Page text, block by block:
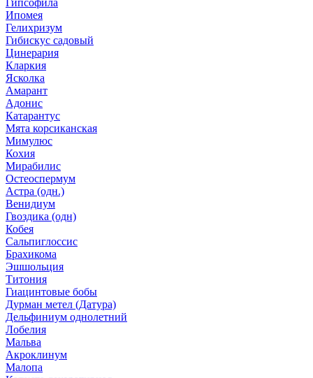
Гипсофила
Ипомея
Гелихризум
Гибискус садовый
Цинерария
Кларкия
Ясколка
Амарант
Адонис
Катарантус
Мята корсиканская
Мимулюс
Кохия
Мирабилис
Остеоспермум
Астра (одн.)
Венидиум
Гвоздика (одн)
Кобея
Сальпиглоссис
Брахикома
Эшшольция
Титония
Гиацинтовые бобы
Дурман метел (Датура)
Дельфиниум однолетний
Лобелия
Мальва
Акроклинум
Малопа